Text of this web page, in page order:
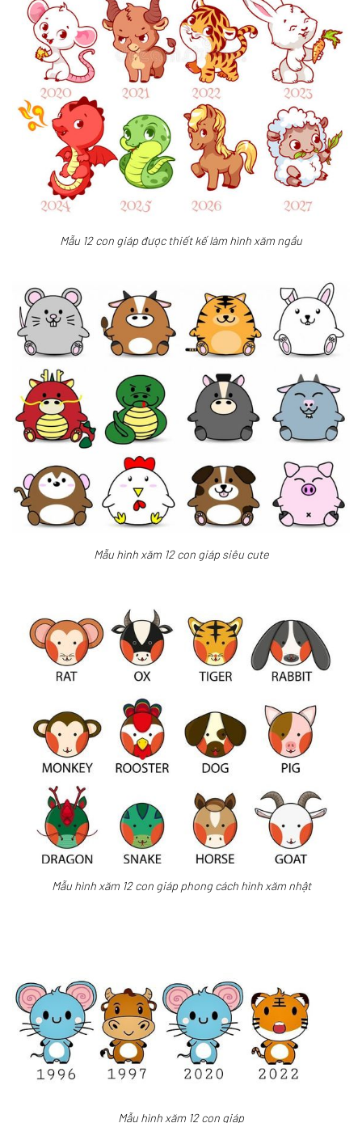
Mẫu 12 con giáp được thiết kế làm hình xăm ngầu
Mẫu hình xăm 12 con giáp siêu cute
Mẫu hình xăm 12 con giáp phong cách hình xăm nhật
Mẫu hình xăm 12 con giáp